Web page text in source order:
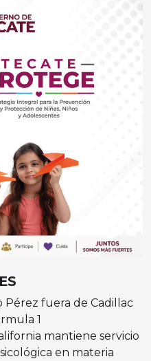
Pérez fuera de Cadillac
1
mantiene servicio
en materia